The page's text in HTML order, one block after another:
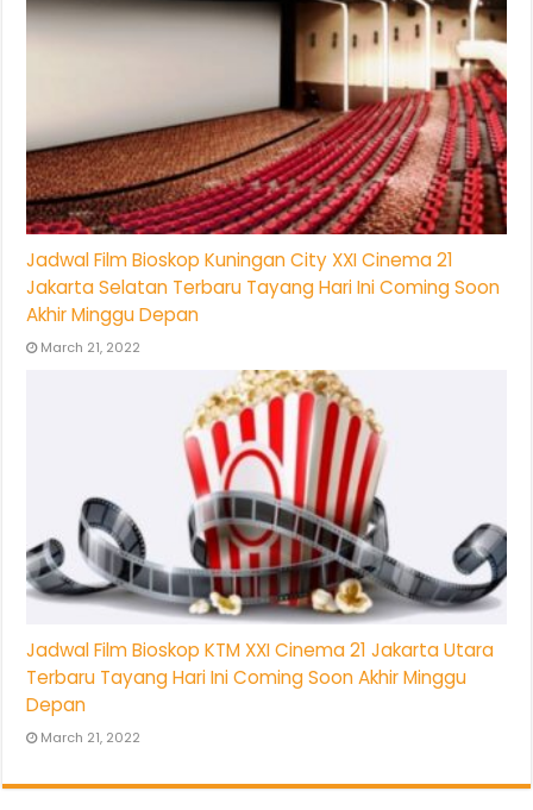
Jadwal Film Bioskop Kuningan City XXI Cinema 21
Jakarta Selatan Terbaru Tayang Hari Ini Coming Soon
Akhir Minggu Depan
March 21, 2022
Jadwal Film Bioskop KTM XXI Cinema 21 Jakarta Utara
Terbaru Tayang Hari Ini Coming Soon Akhir Minggu
Depan
March 21, 2022